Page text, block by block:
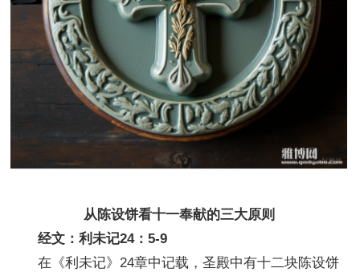
从陈设饼看十一奉献的三大原则
经文：利未记24：5-9
在《利未记》24章中记载，圣殿中有十二块陈设饼